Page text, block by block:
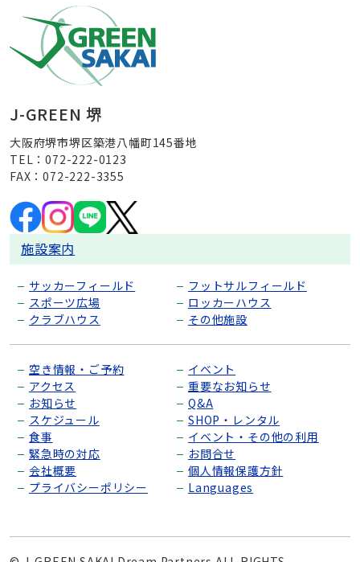
J-GREEN 堺
大阪府堺市堺区築港八幡町145番地
TEL：072-222-0123
FAX：072-222-3355
施設案内
サッカーフィールド
フットサルフィールド
スポーツ広場
ロッカーハウス
クラブハウス
その他施設
空き情報・ご予約
イベント
アクセス
重要なお知らせ
お知らせ
Q&A
スケジュール
SHOP・レンタル
食事
イベント・その他の利用
緊急時の対応
お問合せ
会社概要
個人情報保護方針
プライバシーポリシー
Languages